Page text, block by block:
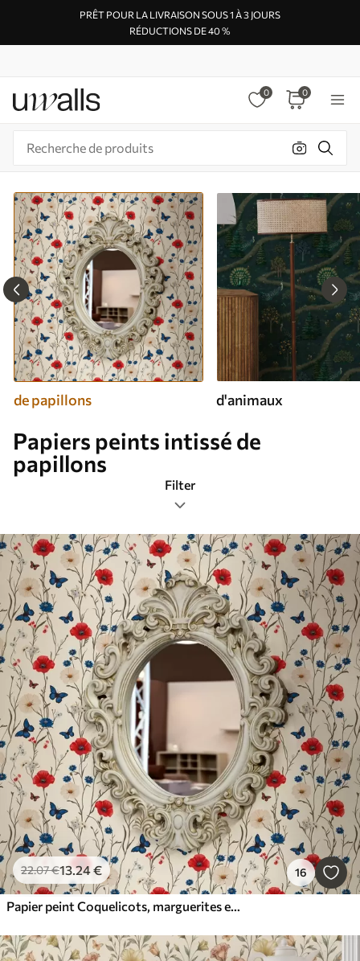
PRÊT POUR LA LIVRAISON SOUS 1 À 3 JOURS
RÉDUCTIONS DE 40 %
0 0
de papillons d'animaux
Papiers peints intissé de
papillons
Filter
Étiquettes de design
Les plus populaires
Réinitialiser tous les filtres
22.07€13.24€ 16
Papier peint Coquelicots, marguerites et papillons sur fond blanc